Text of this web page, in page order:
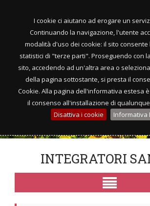
I cookie ci aiutano ad erogare un
Continuando la navigazione, l'utente
modalità d'uso dei cookie: il sito consente
statistici di "terze parti". Proseguendo con
sito, accedendo ad un'altra area o
della pagina sottostante, si presta il
Cookie. Alla pagina dell'informativa estesa
il consenso all'installazione di
Disattiva i cookie
Informativa
INTEGRATORI